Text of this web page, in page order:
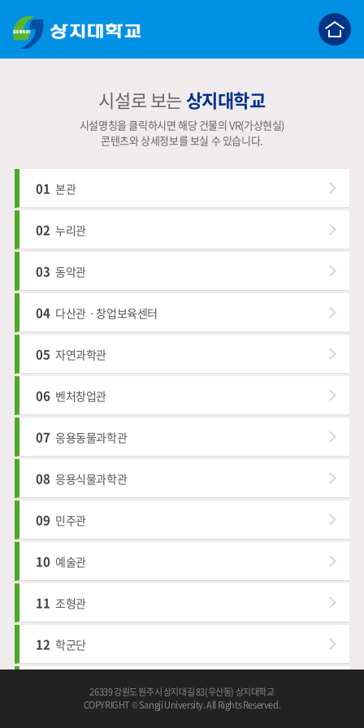
시설로 보는상지대학교
시설명칭을 클릭하시면 해당 건물의 VR(가상현실)
콘텐츠와 상세정보를 보실 수 있습니다.
01 본관
02 누리관
03 동악관
04 다산관ㆍ창업보육센터
05 자연과학관
06 벤처창업관
07 응용동물과학관
08 응용식물과학관
09 민주관
10 예술관
11 조형관
12 학군단
26339 강원도 원주시 상지대길 83(우산동) 상지대학교
COPYRIGHT © Sangji University. All Rights Reserved.